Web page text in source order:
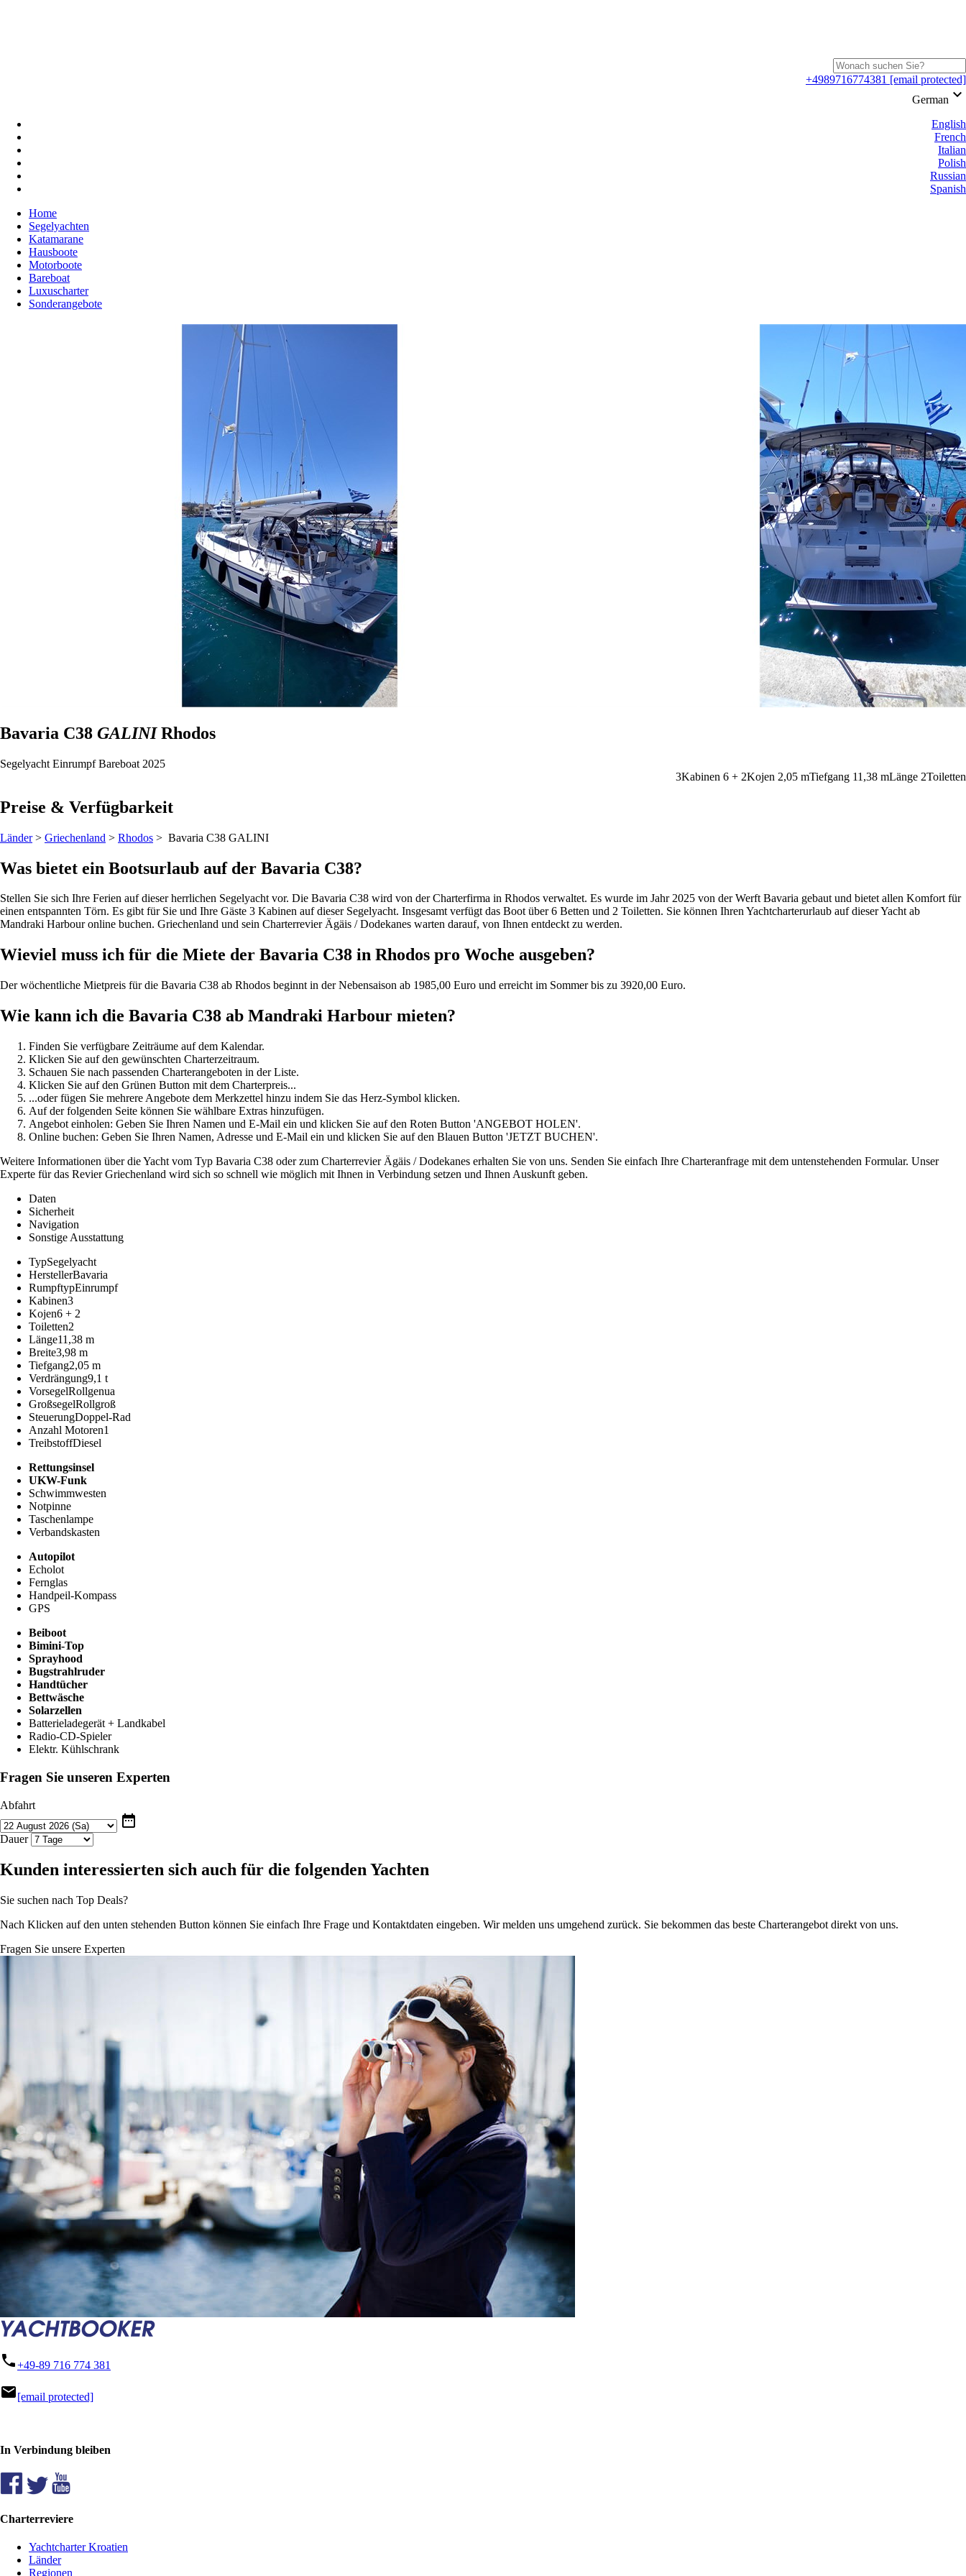
+4989716774381 [email protected]
German keyboard_arrow_down
English
French
Italian
Polish
Russian
Spanish
Home
Segelyachten
Katamarane
Hausboote
Motorboote
Bareboat
Luxuscharter
Sonderangebote
Bavaria C38 GALINI Rhodos
Segelyacht Einrumpf Bareboat 2025
3Kabinen 6 + 2Kojen 2,05 mTiefgang 11,38 mLänge 2Toiletten
Preise & Verfügbarkeit
Länder> Griechenland > Rhodos > Bavaria C38 GALINI
Was bietet ein Bootsurlaub auf der Bavaria C38?
Stellen Sie sich Ihre Ferien auf dieser herrlichen Segelyacht vor. Die Bavaria C38 wird von der Charterfirma in Rhodos verwaltet. Es wurde im Jahr 2025 von der Werft Bavaria gebaut und bietet allen Komfort für
einen entspannten Törn. Es gibt für Sie und Ihre Gäste 3 Kabinen auf dieser Segelyacht. Insgesamt verfügt das Boot über 6 Betten und 2 Toiletten. Sie können Ihren Yachtcharterurlaub auf dieser Yacht ab
Mandraki Harbour online buchen. Griechenland und sein Charterrevier Ägäis / Dodekanes warten darauf, von Ihnen entdeckt zu werden.
Wieviel muss ich für die Miete der Bavaria C38 in Rhodos pro Woche ausgeben?
Der wöchentliche Mietpreis für die Bavaria C38 ab Rhodos beginnt in der Nebensaison ab 1985,00 Euro und erreicht im Sommer bis zu 3920,00 Euro.
Wie kann ich die Bavaria C38 ab Mandraki Harbour mieten?
Finden Sie verfügbare Zeiträume auf dem Kalendar.
Klicken Sie auf den gewünschten Charterzeitraum.
Schauen Sie nach passenden Charterangeboten in der Liste.
Klicken Sie auf den Grünen Button mit dem Charterpreis...
...oder fügen Sie mehrere Angebote dem Merkzettel hinzu indem Sie das Herz-Symbol klicken.
Auf der folgenden Seite können Sie wählbare Extras hinzufügen.
Angebot einholen: Geben Sie Ihren Namen und E-Mail ein und klicken Sie auf den Roten Button 'ANGEBOT HOLEN'.
Online buchen: Geben Sie Ihren Namen, Adresse und E-Mail ein und klicken Sie auf den Blauen Button 'JETZT BUCHEN'.
Weitere Informationen über die Yacht vom Typ Bavaria C38 oder zum Charterrevier Ägäis / Dodekanes erhalten Sie von uns. Senden Sie einfach Ihre Charteranfrage mit dem untenstehenden Formular. Unser
Experte für das Revier Griechenland wird sich so schnell wie möglich mit Ihnen in Verbindung setzen und Ihnen Auskunft geben.
Daten
Sicherheit
Navigation
Sonstige Ausstattung
TypSegelyacht
HerstellerBavaria
RumpftypEinrumpf
Kabinen3
Kojen6 + 2
Toiletten2
Länge11,38 m
Breite3,98 m
Tiefgang2,05 m
Verdrängung9,1 t
VorsegelRollgenua
GroßsegelRollgroß
SteuerungDoppel-Rad
Anzahl Motoren1
TreibstoffDiesel
Rettungsinsel
UKW-Funk
Schwimmwesten
Notpinne
Taschenlampe
Verbandskasten
Autopilot
Echolot
Fernglas
Handpeil-Kompass
GPS
Beiboot
Bimini-Top
Sprayhood
Bugstrahlruder
Handtücher
Bettwäsche
Solarzellen
Batterieladegerät + Landkabel
Radio-CD-Spieler
Elektr. Kühlschrank
Fragen Sie unseren Experten
Abfahrt
date_range
Dauer
Kunden interessierten sich auch für die folgenden Yachten
Sie suchen nach Top Deals?
Nach Klicken auf den unten stehenden Button können Sie einfach Ihre Frage und Kontaktdaten eingeben. Wir melden uns umgehend zurück. Sie bekommen das beste Charterangebot direkt von uns.
Fragen Sie unsere Experten
phone+49-89 716 774 381
mail[email protected]
In Verbindung bleiben
Charterreviere
Yachtcharter Kroatien
Länder
Regionen